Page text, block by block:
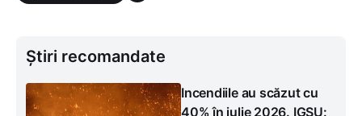
Știri recomandate
Incendiile au scăzut cu
40% în iulie 2026. IGSU: